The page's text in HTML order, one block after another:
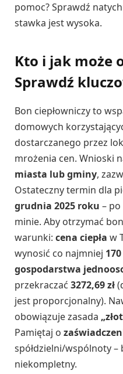
pomoc? Sprawdź
stawka jest wysoka.
Kto i jak może
Sprawdź
Bon ciepłowniczy to
domowych
dostarczanego przez
mrożenia cen. Wnioski
miasta lub gminy,
Ostateczny termin dla
grudnia 2025 roku –
minie. Aby otrzymać
warunki: cena ciepła w
wynosić co najmniej
gospodarstwa
przekraczać 3272,69 zł
jest proporcjonalny).
obowiązuje zasada
Pamiętaj o
spółdzielni/wspólnoty
niekompletny.